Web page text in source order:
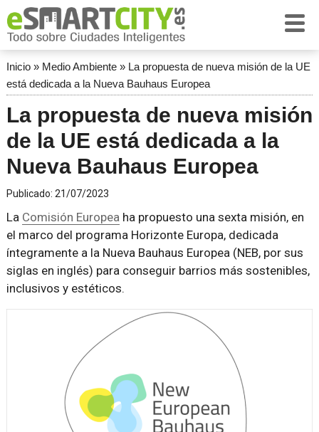
Inicio» Medio Ambiente» La propuesta de nueva misión de la UE
está dedicada a la Nueva Bauhaus Europea
La propuesta de nueva misión
de la UE está dedicada a la
Nueva Bauhaus Europea
Publicado: 21/07/2023
La Comisión Europeaha propuesto una sexta misión, en
el marco del programa Horizonte Europa, dedicada
íntegramente a la Nueva Bauhaus Europea (NEB, por sus
siglas en inglés) para conseguir barrios más sostenibles,
inclusivos y estéticos.